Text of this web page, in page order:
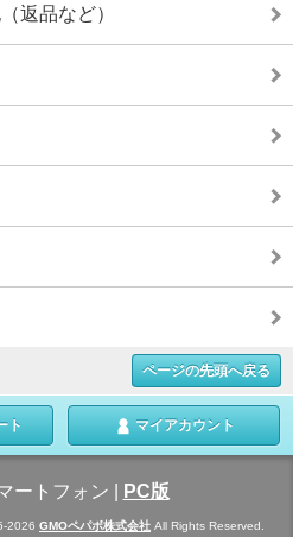
返品など）
ページの先頭へ戻る
ト マイアカウント
ートフォン PC版
2026 GMOペパボ株式会社 All Rights Reserved.